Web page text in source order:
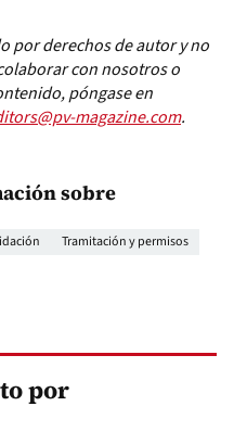
por derechos de autor y no
con nosotros o
póngase en
magazine.com.
sobre
Tramitación y permisos
por